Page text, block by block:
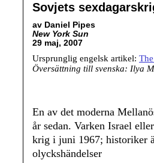
Sovjets
av Daniel Pipes
New York Sun
29 maj, 2007
Ursprunglig engelsk artikel:
Översättning till svenska: Ilya
En av det moderna
år sedan. Varken Israel
krig i juni 1967; historiker
olyckshändelser